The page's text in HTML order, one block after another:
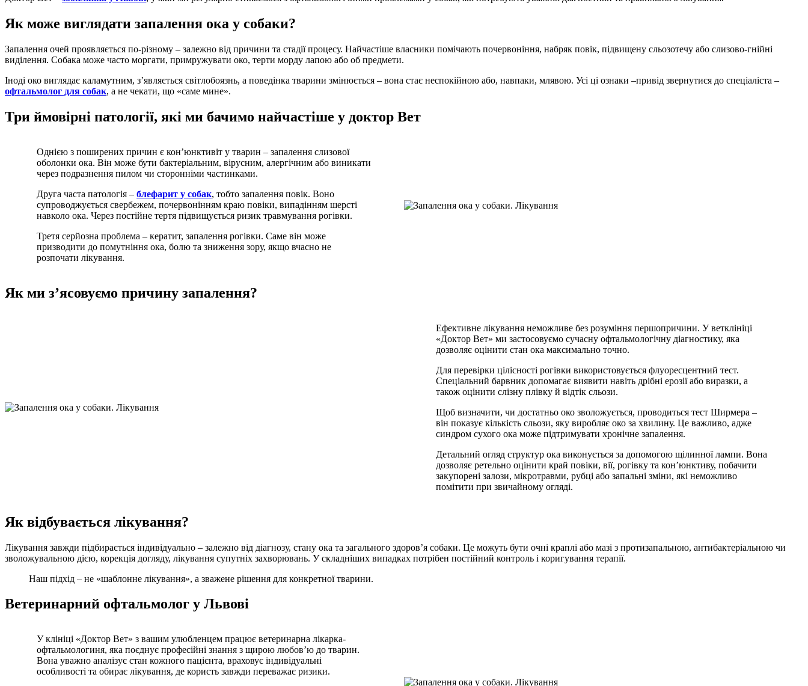
Як може виглядати запалення ока у собаки?
Запалення очей проявляється по-різному – залежно від причини та стадії процесу. Найчастіше власники помічають почервоніння, набряк повік, підвищену сльозотечу або слизово-гнійні
виділення. Собака може часто моргати, примружувати око, терти морду лапою або об предмети.
Іноді око виглядає каламутним, з’являється світлобоязнь, а поведінка тварини змінюється – вона стає неспокійною або, навпаки, млявою. Усі ці ознаки –привід звернутися до спеціаліста –
офтальмолог для собак, а не чекати, що «саме мине».
Три ймовірні патології, які ми бачимо найчастіше у доктор Вет
Однією з поширених причин є кон’юнктивіт у тварин – запалення слизової
оболонки ока. Він може бути бактеріальним, вірусним, алергічним або виникати
через подразнення пилом чи сторонніми частинками.
Друга часта патологія –блефарит у собак, тобто запалення повік. Воно
супроводжується свербежем, почервонінням краю повіки, випадінням шерсті
навколо ока. Через постійне тертя підвищується ризик травмування рогівки.
Третя серйозна проблема – кератит, запалення рогівки. Саме він може
призводити до помутніння ока, болю та зниження зору, якщо вчасно не
розпочати лікування.
Як ми з’ясовуємо причину запалення?
Ефективне лікування неможливе без розуміння першопричини. У ветклініці
«Доктор Вет» ми застосовуємо сучасну офтальмологічну діагностику, яка
дозволяє оцінити стан ока максимально точно.
Для перевірки цілісності рогівки використовується флуоресцентний тест.
Спеціальний барвник допомагає виявити навіть дрібні ерозії або виразки, а
також оцінити слізну плівку й відтік сльози.
Щоб визначити, чи достатньо око зволожується, проводиться тест Ширмера –
він показує кількість сльози, яку виробляє око за хвилину. Це важливо, адже
синдром сухого ока може підтримувати хронічне запалення.
Детальний огляд структур ока виконується за допомогою щілинної лампи. Вона
дозволяє ретельно оцінити край повіки, вії, рогівку та кон’юнктиву, побачити
закупорені залози, мікротравми, рубці або запальні зміни, які неможливо
помітити при звичайному огляді.
Як відбувається лікування?
Лікування завжди підбирається індивідуально – залежно від діагнозу, стану ока та загального здоров’я собаки. Це можуть бути очні краплі або мазі з протизапальною, антибактеріальною чи
зволожувальною дією, корекція догляду, лікування супутніх захворювань. У складніших випадках потрібен постійний контроль і коригування терапії.
Наш підхід – не «шаблонне лікування», а зважене рішення для конкретної тварини.
Ветеринарний офтальмолог у Львові
У клініці «Доктор Вет» з вашим улюбленцем працює ветеринарна лікарка-
офтальмологиня, яка поєднує професійні знання з щирою любов’ю до тварин.
Вона уважно аналізує стан кожного пацієнта, враховує індивідуальні
особливості та обирає лікування, де користь завжди переважає ризики.